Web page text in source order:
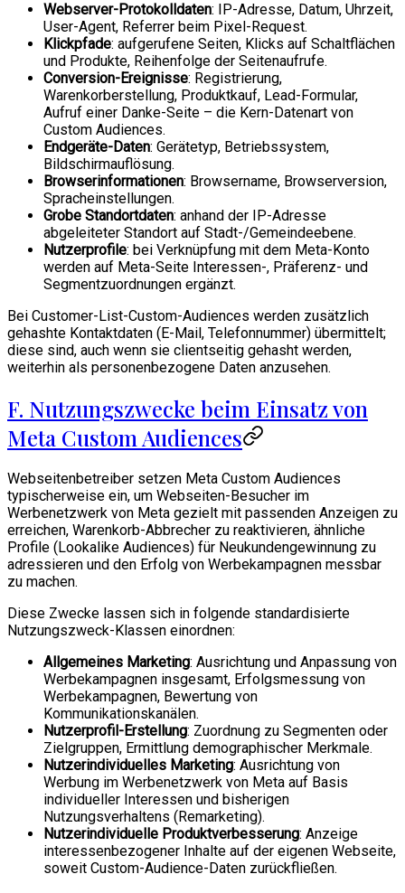
Webserver-Protokolldaten: IP-Adresse, Datum, Uhrzeit,
User-Agent, Referrer beim Pixel-Request.
Klickpfade: aufgerufene Seiten, Klicks auf Schaltflächen
und Produkte, Reihenfolge der Seitenaufrufe.
Conversion-Ereignisse: Registrierung,
Warenkorberstellung, Produktkauf, Lead-Formular,
Aufruf einer Danke-Seite – die Kern-Datenart von
Custom Audiences.
Endgeräte-Daten: Gerätetyp, Betriebssystem,
Bildschirmauflösung.
Browserinformationen: Browsername, Browserversion,
Spracheinstellungen.
Grobe Standortdaten: anhand der IP-Adresse
abgeleiteter Standort auf Stadt-/Gemeindeebene.
Nutzerprofile: bei Verknüpfung mit dem Meta-Konto
werden auf Meta-Seite Interessen-, Präferenz- und
Segmentzuordnungen ergänzt.
Bei Customer-List-Custom-Audiences werden zusätzlich
gehashte Kontaktdaten (E-Mail, Telefonnummer) übermittelt;
diese sind, auch wenn sie clientseitig gehasht werden,
weiterhin als personenbezogene Daten anzusehen.
F. Nutzungszwecke beim Einsatz von
Meta Custom Audiences
Webseitenbetreiber setzen Meta Custom Audiences
typischerweise ein, um Webseiten-Besucher im
Werbenetzwerk von Meta gezielt mit passenden Anzeigen zu
erreichen, Warenkorb-Abbrecher zu reaktivieren, ähnliche
Profile (Lookalike Audiences) für Neukundengewinnung zu
adressieren und den Erfolg von Werbekampagnen messbar
zu machen.
Diese Zwecke lassen sich in folgende standardisierte
Nutzungszweck-Klassen einordnen:
Allgemeines Marketing: Ausrichtung und Anpassung von
Werbekampagnen insgesamt, Erfolgsmessung von
Werbekampagnen, Bewertung von
Kommunikationskanälen.
Nutzerprofil-Erstellung: Zuordnung zu Segmenten oder
Zielgruppen, Ermittlung demographischer Merkmale.
Nutzerindividuelles Marketing: Ausrichtung von
Werbung im Werbenetzwerk von Meta auf Basis
individueller Interessen und bisherigen
Nutzungsverhaltens (Remarketing).
Nutzerindividuelle Produktverbesserung: Anzeige
interessenbezogener Inhalte auf der eigenen Webseite,
soweit Custom-Audience-Daten zurückfließen.